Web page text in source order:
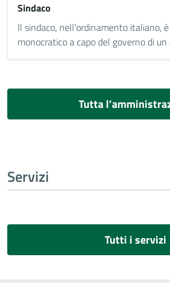
Sindaco
Il sindaco, nell'ordinamento italiano,
monocratico a capo del governo di un
Tutta
Servizi
Tutti i servizi